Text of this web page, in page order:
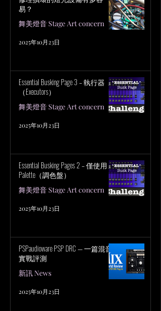
易？
舞美燈音 Stage Art concern
2025年10月23日
Essential Busking Page 3 – 執行器
（Executors）
舞美燈音 Stage Art concern
2025年10月23日
Essential Busking Pages 2 – 僅使用
Palette（調色盤）
舞美燈音 Stage Art concern
2025年10月23日
PSPaudioware PSP DRC — 一篇混音
實戰評測
新訊 News
2025年10月23日